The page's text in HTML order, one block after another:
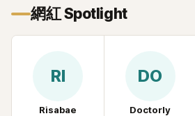
網紅 Spotlight
RI
Risabae
DO
Doctorly